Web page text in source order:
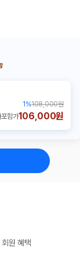
1 %108,000원
포함가106,000원
회원 혜택